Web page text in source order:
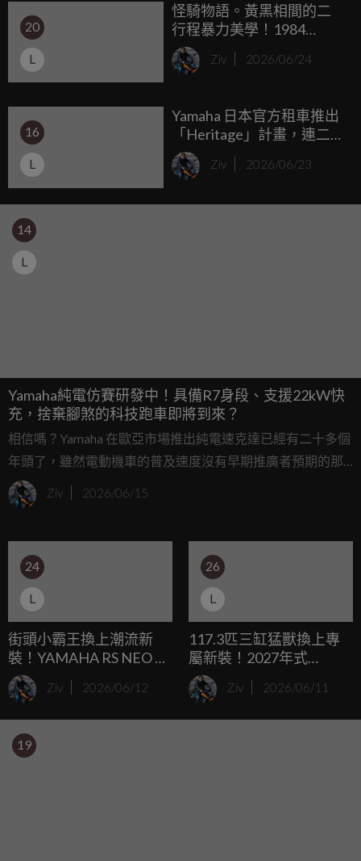
20
L
怪騎物語。黃黑相間的二
行程暴力美學！1984
YAMAHA RZ350 Kenny
Roberts特仕版
Ziv 2026/06/24
16
L
Yamaha 日本官方租車推出
「Heritage」計畫，連二行
程 R1-Z 都能合法上路！
Ziv 2026/06/23
14
L
Yamaha純電仿賽研發中！具備R7身段、支援22kW快
充，捨棄腳煞的科技跑車即將到來？
相信嗎？Yamaha 在歐亞市場推出純電速克達已經有二十多個
年頭了，雖然電動機車的普及速度沒有早期推廣者預期的那
樣「一飛沖天」，但身為傳統機車大廠，點滿科技樹的腳步
從未停歇；儘管燃油引擎現在依然是銷售榜上的絕對霸主，
後，近期一份全新的專利圖再度證實了這輛純電仿賽的市售
化發展。
Ziv 2026/06/15
24
L
街頭小霸王換上潮流新
裝！YAMAHA RS NEO 全
新配色登場，93公斤羽量
級車身搭配125cc引擎
Ziv 2026/06/12
26
L
117.3匹三缸猛獸換上專
屬新裝！2027年式
Yamaha R9美規限定「消
光幻影藍/螢光紅」強勢
Ziv 2026/06/11
19